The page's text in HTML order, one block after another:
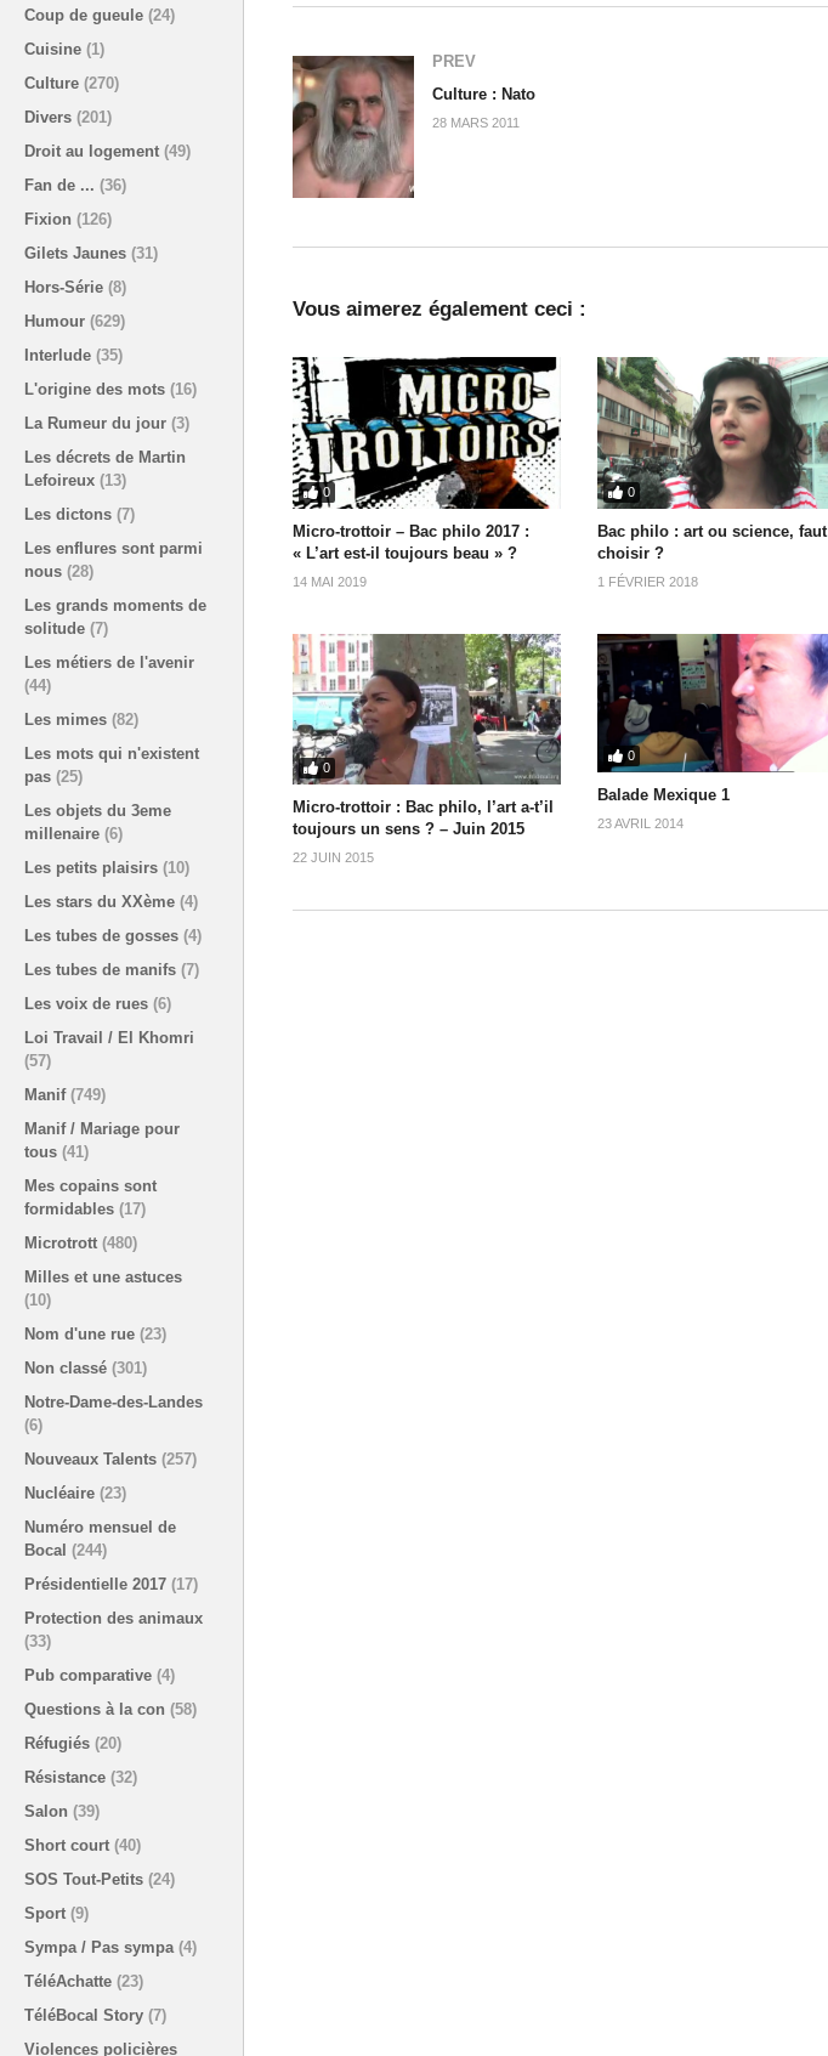
Coup de gueule (24)
Cuisine (1)
Culture (270)
Divers (201)
Droit au logement (49)
Fan de ... (36)
Fixion (126)
Gilets Jaunes (31)
Hors-Série (8)
Humour (629)
Interlude (35)
L'origine des mots (16)
La Rumeur du jour (3)
Les décrets de Martin
Lefoireux (13)
Les dictons (7)
Les enflures sont parmi
nous (28)
Les grands moments de
solitude (7)
Les métiers de l'avenir
(44)
Les mimes (82)
Les mots qui n'existent
pas (25)
Les objets du 3eme
millenaire (6)
Les petits plaisirs (10)
Les stars du XXème (4)
Les tubes de gosses (4)
Les tubes de manifs (7)
Les voix de rues (6)
Loi Travail / El Khomri
(57)
Manif (749)
Manif / Mariage pour
tous (41)
Mes copains sont
formidables (17)
Microtrott (480)
Milles et une astuces
(10)
Nom d'une rue (23)
Non classé (301)
Notre-Dame-des-Landes
(6)
Nouveaux Talents (257)
Nucléaire (23)
Numéro mensuel de
Bocal (244)
Présidentielle 2017 (17)
Protection des animaux
(33)
Pub comparative (4)
Questions à la con (58)
Réfugiés (20)
Résistance (32)
Salon (39)
Short court (40)
SOS Tout-Petits (24)
Sport (9)
Sympa / Pas sympa (4)
TéléAchatte (23)
TéléBocal Story (7)
Violences policières
PREV
Culture : Nato
28 MARS 2011
Vous aimerez également ceci :
0
Micro-trottoir – Bac philo 2017 :
« L’art est-il toujours beau » ?
14 MAI 2019
0
Bac philo : art ou science, faut
choisir ?
1 FÉVRIER 2018
0
Micro-trottoir : Bac philo, l’art a-t’il
toujours un sens ? – Juin 2015
22 JUIN 2015
0
Balade Mexique 1
23 AVRIL 2014